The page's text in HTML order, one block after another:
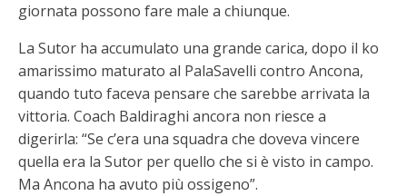
giornata possono fare male a chiunque.
La Sutor ha accumulato una grande carica, dopo il ko
amarissimo maturato al PalaSavelli contro Ancona,
quando tuto faceva pensare che sarebbe arrivata la
vittoria. Coach Baldiraghi ancora non riesce a
digerirla: “Se c’era una squadra che doveva vincere
quella era la Sutor per quello che si è visto in campo.
Ma Ancona ha avuto più ossigeno”.